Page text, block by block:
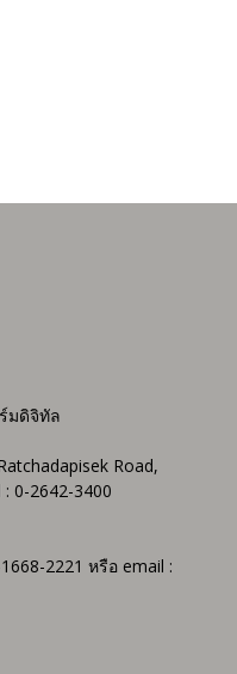
มดิจิทัล
Road,
0-2642-3400
2221 หรือ email :